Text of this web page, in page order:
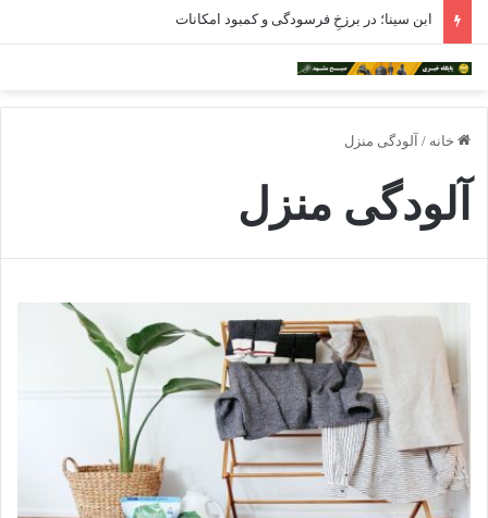
ابن سینا؛ در برزخِ فرسودگی و کمبود امکانات
خانه / آلودگی منزل
آلودگی منزل